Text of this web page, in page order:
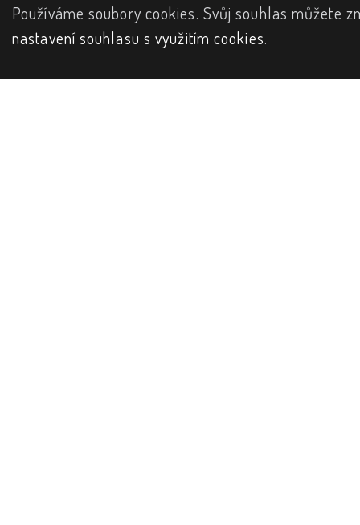
Používáme soubory cookies. Svůj souhlas můžete
nastavení souhlasu s využitím cookies.